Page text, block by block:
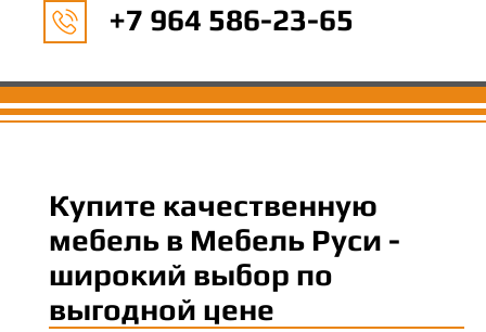
+7 964 586-23-65
Купите качественную
мебель в Мебель Руси -
широкий выбор по
выгодной цене